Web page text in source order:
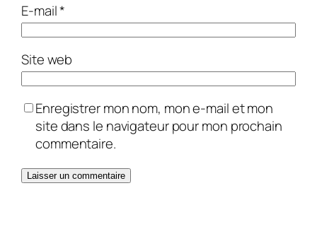
E-mail*
Site web
Enregistrer mon nom, mon e-mail et mon
site dans le navigateur pour mon prochain
commentaire.